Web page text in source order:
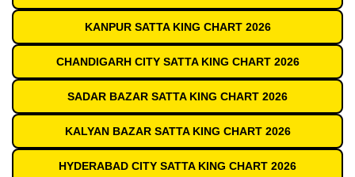
KANPUR SATTA KING CHART 2026
CHANDIGARH CITY SATTA KING CHART 2026
SADAR BAZAR SATTA KING CHART 2026
KALYAN BAZAR SATTA KING CHART 2026
HYDERABAD CITY SATTA KING CHART 2026